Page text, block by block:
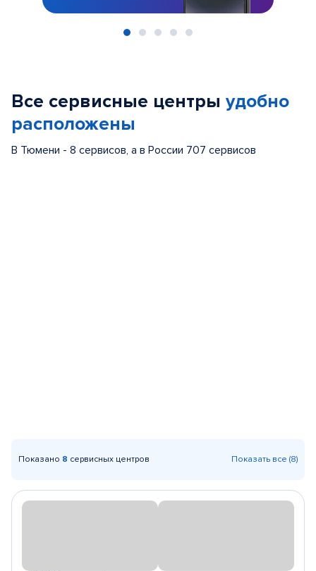
Все сервисные центры удобно
расположены
В Тюмени - 8 сервисов, а в России 707 сервисов
Показано 8 сервисных центров Показать все (8)